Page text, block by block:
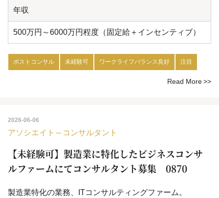
年収
500万円～6000万円程度（固定給＋インセンティブ）
ポストコンサル 未経験可 ワークライフバランス良好 注目
Read More
2026-06-06
アソシエイト～コンサルタント
【未経験可】製造業に特化したビジネスコンサ
ルファームにてコンサルタント募集 0870
製造業特化の業務、ITコンサルティングファーム。